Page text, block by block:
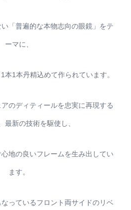
「普遍的な本物志向の眼鏡」をテ
ーマに、
本1本丹精込めて作られています。
のディティールを忠実に再現する
最新の技術を駆使し、
地の良いフレームを生み出してい
ます。
っているフロント両サイドのリベ